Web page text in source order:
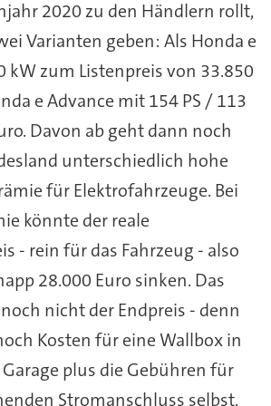
2020 zu den Händlern rollt,
Varianten geben: Als Honda e
kW zum Listenpreis von 33.850
e Advance mit 154 PS / 113
Davon ab geht dann noch
unterschiedlich hohe
für Elektrofahrzeuge. Bei
könnte der reale
- rein für das Fahrzeug - also
28.000 Euro sinken. Das
nicht der Endpreis - denn
Kosten für eine Wallbox in
plus die Gebühren für
Stromanschluss selbst.